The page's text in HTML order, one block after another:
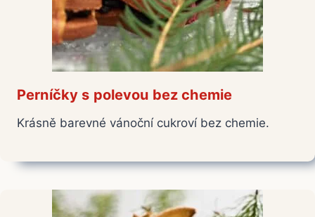
Perníčky s polevou bez chemie
Krásně barevné vánoční cukroví bez chemie.